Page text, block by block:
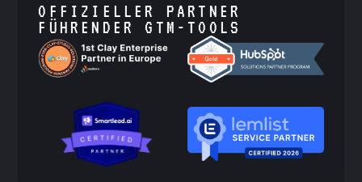
OFFIZIELLER PARTNER
FÜHRENDER GTM-TOOLS